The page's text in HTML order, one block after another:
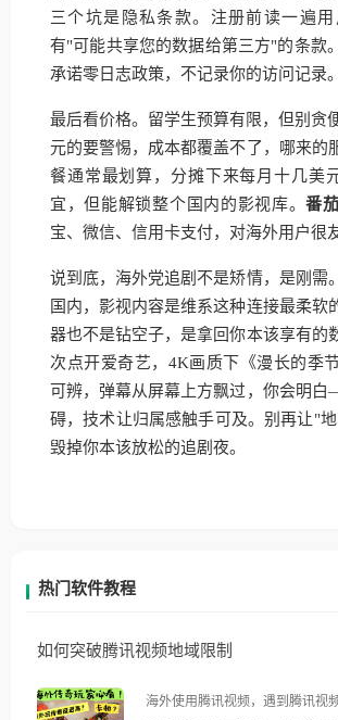
三个坑是隐私条款。注册前读一遍
有"可能共享您的数据给第三方"的条款
承诺零日志政策，不记录你的访问记录。
最后看价格。留学生预算有限，但别贪
元的要警惕，成本都覆盖不了，哪来的
餐通常最划算，分摊下来每月十几美
宜，但能解锁整个国内的影视库。番
宝、微信、信用卡支付，对海外用户很
说到底，海外党追剧不是矫情，是刚需
国内，影视内容是维系这种连接最柔软
器也不是钻空子，是拿回你本该享有的
次点开爱奇艺，4K画质下《漫长的季
可辨，弹幕从屏幕上方飘过，你会明
碍，技术让归属感触手可及。别再让"地
毁掉你本该放松的追剧夜。
热门软件教程
如何突破腾讯视频地域限制
海外使用腾讯视频，遇到腾讯视